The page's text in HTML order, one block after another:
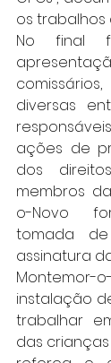
os trabalhos
No final
diversas
ações de
dos
membros
o-Novo
tomada
assinatura
instalação
trabalhar
das